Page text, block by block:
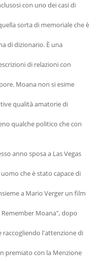
con uno dei casi di
sorta di memoriale che è
di dizionario. È una
di relazioni con
Moana non si esime
qualità amatorie di
qualche politico che con
anno sposa a Las Vegas
che è stato capace di
a Mario Verger un film
Moana", dopo
raccogliendo l'attenzione di
premiato con la Menzione